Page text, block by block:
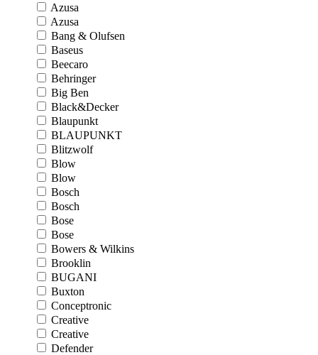
Azusa
Azusa
Bang & Olufsen
Baseus
Beecaro
Behringer
Big Ben
Black&Decker
Blaupunkt
BLAUPUNKT
Blitzwolf
Blow
Blow
Bosch
Bosch
Bose
Bose
Bowers & Wilkins
Brooklin
BUGANI
Buxton
Conceptronic
Creative
Creative
Defender